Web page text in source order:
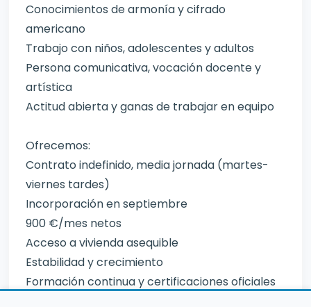
Conocimientos de armonía y cifrado
americano
Trabajo con niños, adolescentes y adultos
Persona comunicativa, vocación docente y
artística
Actitud abierta y ganas de trabajar en equipo
Ofrecemos:
Contrato indefinido, media jornada (martes-
viernes tardes)
Incorporación en septiembre
900 €/mes netos
Acceso a vivienda asequible
Estabilidad y crecimiento
Formación continua y certificaciones oficiales